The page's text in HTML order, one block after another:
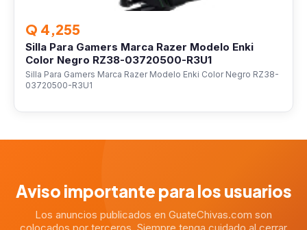
Q 4,255
Silla Para Gamers Marca Razer Modelo Enki
Color Negro RZ38-03720500-R3U1
Silla Para Gamers Marca Razer Modelo Enki Color Negro RZ38-
03720500-R3U1
Aviso importante para los usuarios
Los anuncios publicados en GuateChivas.com son